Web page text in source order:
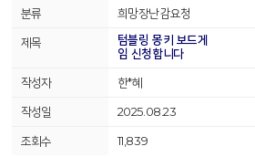
희망장난감요청
텀블링 몽키 보드게
임 신청합니다
한*혜
2025.08.23
11,839